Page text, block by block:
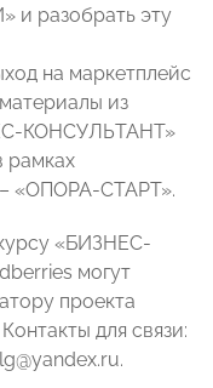
и разобрать эту
на маркетплейс
из
КОНСУЛЬТАНТ»
рамках
«ОПОРА-СТАРТ».
«БИЗНЕС-
могут
проекта
для связи: